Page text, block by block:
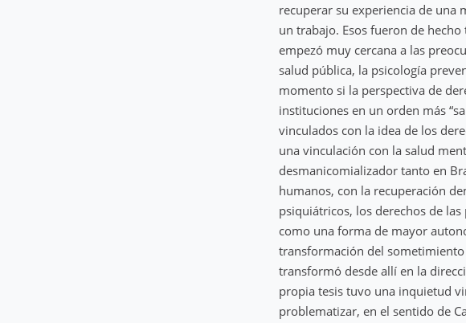
recuperar su experiencia de una
un trabajo. Esos fueron de
empezó muy cercana a las
salud pública, la psicología
momento si la perspectiva de
instituciones en un orden más
vinculados con la idea de los
una vinculación con la salud
desmanicomializador tanto en
humanos, con la recuperación
psiquiátricos, los derechos de
como una forma de mayor
transformación del
transformó desde allí en la
propia tesis tuvo una inquietud
problematizar, en el sentido de